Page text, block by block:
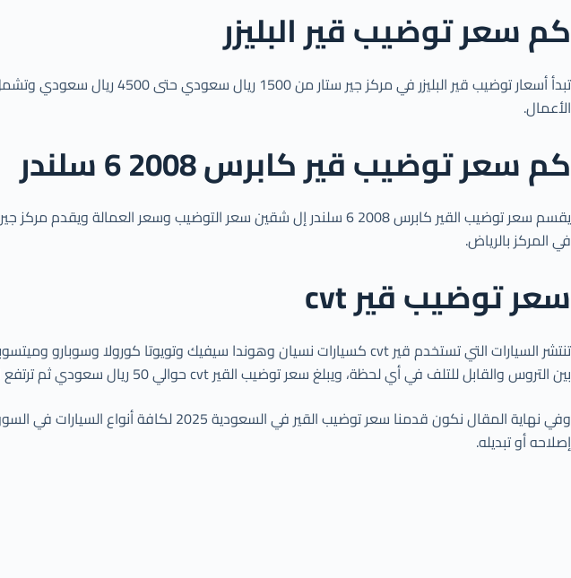
كم سعر توضيب قير البليزر
تبدأ أسعار توضيب قير
الأعمال.
كم سعر توضيب قير كابرس 2008 6 سلندر
في المركز بالرياض.
سعر توضيب قير cvt
بين التروس والقابل للتلف في أي لحظة، ويبلغ سعر توضيب القير cvt حوالي 50 ريال سعودي ثم ترتفع القيمة إلى 2500 ريال سعودي للصيانة الساملة.
وفي نهاية المقال نكون قدمنا سعر توضيب
إصلاحه أو تبديله.